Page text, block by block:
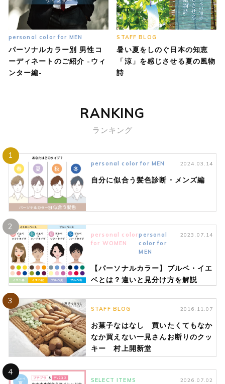
personal color for MEN
パーソナルカラー別 男性コ
ーディネートのご紹介 -ウィ
ンター編-
STAFF BLOG
暑い夏をしのぐ日本の知恵
「涼」を感じさせる夏の風物
詩
RANKING
ランキング
1
personal color for MEN 2024.03.14
自分に似合う髪色診断・メンズ編
2
personal color
for WOMEN
personal
color for
MEN
2023.07.14
【パーソナルカラー】ブルベ・イエ
ベとは？違いと見分け方を解説
3
STAFF BLOG 2016.11.07
お菓子なはなし 買いたくてもなか
なか買えない一見さんお断りのクッ
キー 村上開新堂
4
SELECT ITEMS 2026.07.02